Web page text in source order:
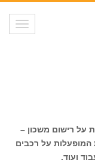
על רישום משכון –
המופעלות על רכבים
ועוד.